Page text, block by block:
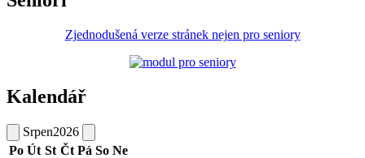
Zjednodušená verze stránek nejen pro seniory
Kalendář
Srpen2026
Po Út St Čt Pá So Ne